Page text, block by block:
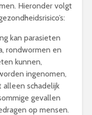
Hieronder volgt
kan parasieten
rondwormen en
kunnen,
ingenomen,
schadelijk
gevallen
op mensen.